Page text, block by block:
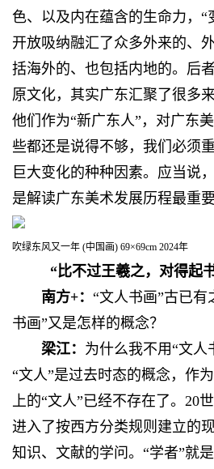
色、以及内在蕴含的生命力，“
开放吸纳融汇了众多外来的、
括海外的、也包括内地的。后
原文化，其实广东汇聚了很多
他们作为“新广东人”，对广东
些都还是说得不够，我们必须
巨大变化的种种因素。应当说
是解读广东美术发展历程最重
吹绿东风又一年 (中国画) 69×69cm 2024年
“比不过王羲之，对得起
南方+： “文人书画”古已有
书画”又是怎样的概念？
梁江： 为什么我不用“文人
“文人”是过去时态的概念，作
上的“文人”已经不存在了。20
进入了按西方分类规则建立的
知识、文献的学问。“学者”就